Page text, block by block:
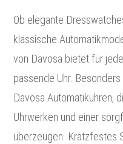
Ob elegante
klassische
von Davosa bietet für
passende Uhr.
Davosa Automatikuhren,
Uhrwerken und einer
überzeugen. Kratzfestes